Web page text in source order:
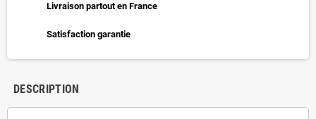
Livraison partout en France
Satisfaction garantie
DESCRIPTION